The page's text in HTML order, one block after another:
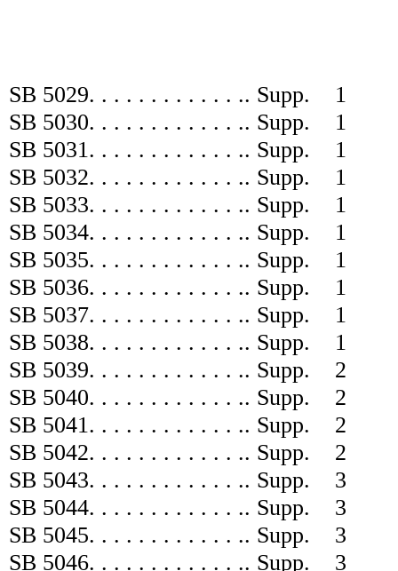
SB 5029. . . . . . . . . . . . .. Supp.
1
SB 5030. . . . . . . . . . . . .. Supp.
1
SB 5031. . . . . . . . . . . . .. Supp.
1
SB 5032. . . . . . . . . . . . .. Supp.
1
SB 5033. . . . . . . . . . . . .. Supp.
1
SB 5034. . . . . . . . . . . . .. Supp.
1
SB 5035. . . . . . . . . . . . .. Supp.
1
SB 5036. . . . . . . . . . . . .. Supp.
1
SB 5037. . . . . . . . . . . . .. Supp.
1
SB 5038. . . . . . . . . . . . .. Supp.
1
SB 5039. . . . . . . . . . . . .. Supp.
2
SB 5040. . . . . . . . . . . . .. Supp.
2
SB 5041. . . . . . . . . . . . .. Supp.
2
SB 5042. . . . . . . . . . . . .. Supp.
2
SB 5043. . . . . . . . . . . . .. Supp.
3
SB 5044. . . . . . . . . . . . .. Supp.
3
SB 5045. . . . . . . . . . . . .. Supp.
3
SB 5046. . . . . . . . . . . . .. Supp.
3